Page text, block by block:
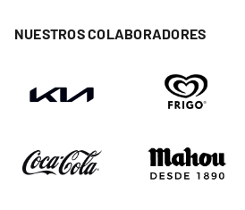
NUESTROS COLABORADORES